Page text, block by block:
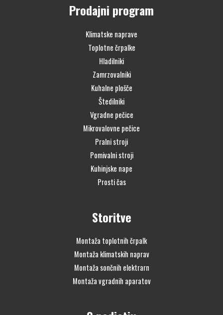
Prodajni program
Klimatske naprave
Toplotne črpalke
Hladilniki
Zamrzovalniki
Kuhalne plošče
Štedilniki
Vgradne pečice
Mikrovalovne pečice
Pralni stroji
Pomivalni stroji
Kuhinjske nape
Prosti čas
Storitve
Montaža toplotnih črpalk
Montaža klimatskih naprav
Montaža sončnih elektrarn
Montaža vgradnih aparatov